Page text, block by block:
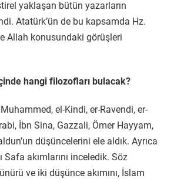
yaklaşan bütün yazarların
Atatürk’ün de bu kapsamda Hz.
Allah konusundaki görüşleri
hangi filozofları bulacak?
el-Kindi, er-Ravendi, er-
İbn Sina, Gazzali, Ömer Hayyam,
düşüncelerini ele aldık. Ayrıca
Safa akımlarını inceledik. Söz
ve iki düşünce akımını, İslam